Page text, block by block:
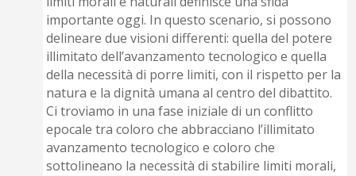
importante oggi. In questo scenario, si possono
delineare due visioni differenti: quella del potere
illimitato dell’avanzamento tecnologico e quella
della necessità di porre limiti, con il rispetto per la
natura e la dignità umana al centro del dibattito.
Ci troviamo in una fase iniziale di un conflitto
epocale tra coloro che abbracciano l’illimitato
avanzamento tecnologico e coloro che
sottolineano la necessità di stabilire limiti morali,